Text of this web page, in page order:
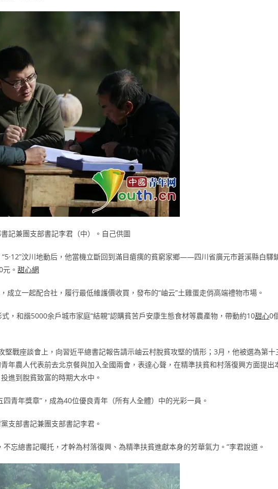
記兼團支部書記李君（中）。自己供圖
汶川地動后，他當機立斷回到滿目瘡痍的貧窮家鄉——四川省廣元市蒼溪縣白驛
。 甜心網
成立一起配合社，履行最低維護價收買，發布的“岫云”土雞蛋走俏高端禮物市場。
，和諧5000余戶城市家庭“結親”認購貧苦戶安康生態食材等農產物，帶動約10甜心0
堅戰座談會上，向習近平總書記報告請示岫云村脫貧攻堅的情形；3月，他被選為第十
年農人代表前去北京餐與加入全國兩會，表達心聲，在精準扶貧和村落復興方面提出
進到脫貧致富的時期大水中。
青年獎章”，成為40位優良青年（所有人全體）中的光彩一員。
支部書記兼團支部書記李君。
忘總書記囑托，才幹為村落復興、為精準扶貧進獻本身的芳華氣力。”李君說道。